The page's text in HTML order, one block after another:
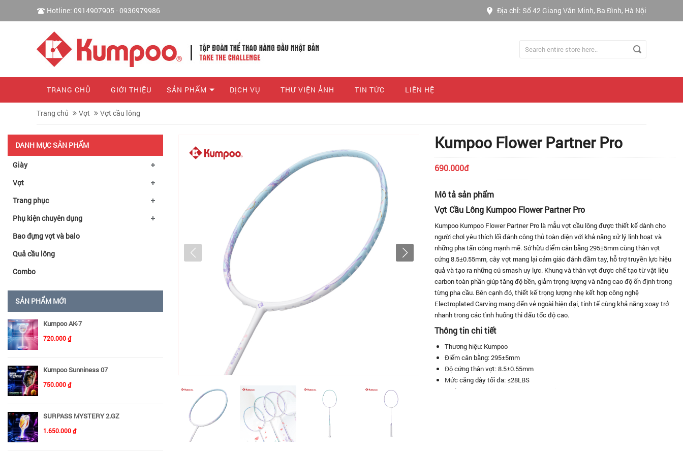
Hotline: 0914907905 - 0936979986 Địa chỉ: Số 42 Giang Văn Minh, Ba Đình, Hà Nội
TRANG CHỦ GIỚI THIỆU SẢN PHẨM DỊCH VỤ THƯ VIỆN ẢNH TIN TỨC LIÊN HỆ
Trang chủ Vợt Vợt cầu lông
DANH MỤC SẢN PHẨM
Giày
Vợt
Trang phục
Phụ kiện chuyên dụng
Bao đựng vợt và balo
Quả cầu lông
Combo
SẢN PHẨM MỚI
Kumpoo AK-7
720.000 ₫
Kumpoo Sunniness 07
750.000 ₫
SURPASS MYSTERY 2.GZ
1.650.000 ₫
Kumpoo Flower Partner Pro
690.000đ
Mô tả sản phẩm
Vợt Cầu Lông Kumpoo Flower Partner Pro
Kumpoo Kumpoo Flower Partner Pro là mẫu vợt cầu lông được thiết kế dành cho
người chơi yêu thích lối đánh công thủ toàn diện với khả năng xử lý linh hoạt và
những pha tấn công mạnh mẽ. Sở hữu điểm cân bằng 295±5mm cùng thân vợt
cứng 8.5±0.55mm, cây vợt mang lại cảm giác đánh đầm tay, hỗ trợ truyền lực hiệu
quả và tạo ra những cú smash uy lực. Khung và thân vợt được chế tạo từ vật liệu
carbon toàn phần giúp tăng độ bền, giảm trọng lượng và nâng cao độ ổn định trong
từng pha cầu. Bên cạnh đó, thiết kế trọng lượng nhẹ kết hợp công nghệ
Electroplated Carving mang đến vẻ ngoài hiện đại, tinh tế cùng khả năng xoay trở
nhanh trong các tình huống thi đấu tốc độ cao.
Thông tin chi tiết
Thương hiệu: Kumpoo
Điểm cân bằng: 295±5mm
Độ cứng thân vợt: 8.5±0.55mm
Mức căng dây tối đa: ≤28LBS
Chất liệu khung vợt: Full Carbon Material